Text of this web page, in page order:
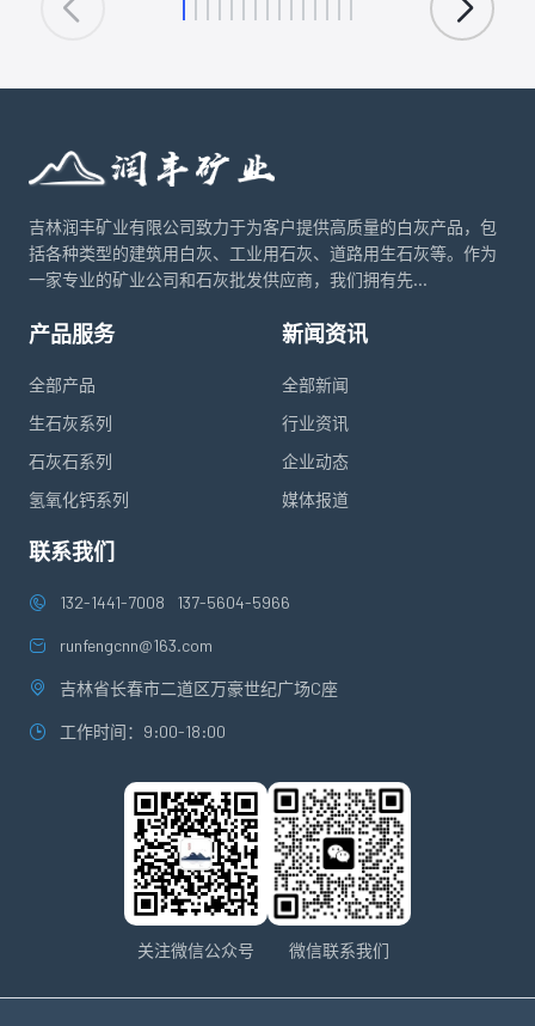
意义。
吉林润丰矿业有限公司致力于为客户提供高质量的白灰产品，包
括各种类型的建筑用白灰、工业用石灰、道路用生石灰等。作为
一家专业的矿业公司和石灰批发供应商，我们拥有先...
产品服务
全部产品
生石灰系列
石灰石系列
氢氧化钙系列
新闻资讯
全部新闻
行业资讯
企业动态
媒体报道
联系我们
132-1441-7008 137-5604-5966
runfengcnn@163.com
吉林省长春市二道区万豪世纪广场C座
工作时间：9:00-18:00
关注微信公众号 微信联系我们